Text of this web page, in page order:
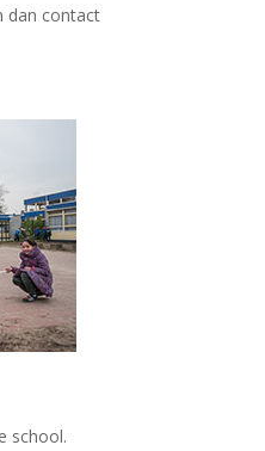
dan contact
school.